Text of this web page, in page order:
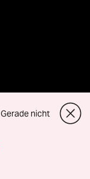
Gerade nicht